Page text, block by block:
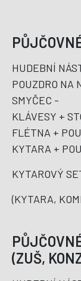
HUDEBNÍ
POUZDRO
KLÁVESY +
FLÉTNA +
KYTARA +
KYTAROVÝ
(KYTARA,
(ZUŠ,